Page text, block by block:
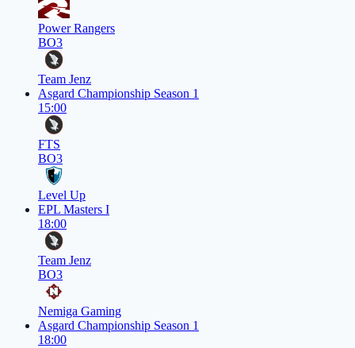
Power Rangers
BO3
Team Jenz
Asgard Championship Season 1
15:00
FTS
BO3
Level Up
EPL Masters I
18:00
Team Jenz
BO3
Nemiga Gaming
Asgard Championship Season 1
18:00